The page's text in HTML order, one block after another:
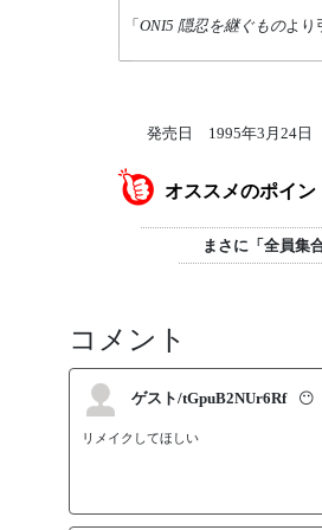
「 ONI5 隠忍を継ぐものより
発売日 1995年3月24日
オススメのポイン
まさに「全員集
コメント
ゲスト/tGpuB2NUr6Rf 😶
リメイクしてほしい